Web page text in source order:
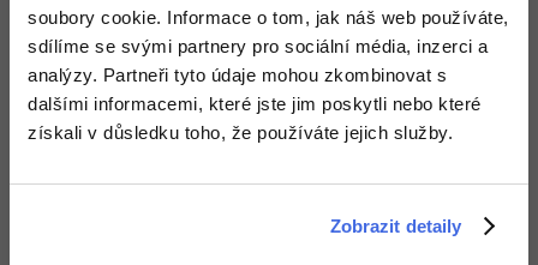
soubory cookie. Informace o tom, jak náš web používáte,
sdílíme se svými partnery pro sociální média, inzerci a
analýzy. Partneři tyto údaje mohou zkombinovat s
dalšími informacemi, které jste jim poskytli nebo které
získali v důsledku toho, že používáte jejich služby.
Zobrazit detaily
Zobrazit vše (14)
Ocenění